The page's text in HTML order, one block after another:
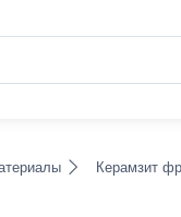
Керамзит